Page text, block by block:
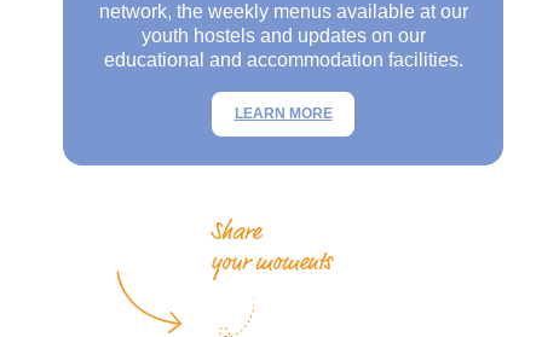
network, the weekly menus available at our
youth hostels and updates on our
educational and accommodation facilities.
LEARN MORE
Share
your moments